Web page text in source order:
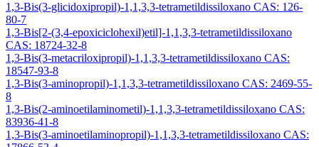
1,3-Bis(3-glicidoxipropil)-1,1,3,3-tetrametildissiloxano CAS: 126-
80-7
1,3-Bis[2-(3,4-epoxiciclohexil)etil]-1,1,3,3-tetrametildissiloxano
CAS: 18724-32-8
1,3-Bis(3-metacriloxipropil)-1,1,3,3-tetrametildissiloxano CAS:
18547-93-8
1,3-Bis(3-aminopropil)-1,1,3,3-tetrametildissiloxano CAS: 2469-55-
8
1,3-Bis(2-aminoetilaminometil)-1,1,3,3-tetrametildissiloxano CAS:
83936-41-8
1,3-Bis(3-aminoetilaminopropil)-1,1,3,3-tetrametildissiloxano CAS: